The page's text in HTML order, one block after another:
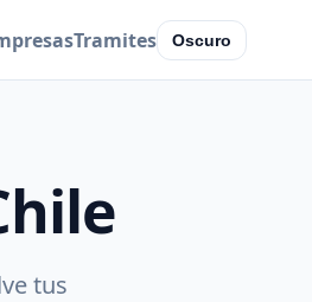
Tramites Oscuro
tus